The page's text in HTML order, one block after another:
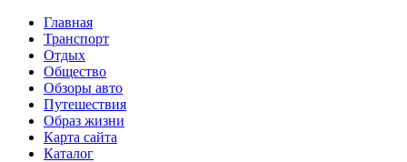
Главная
Транспорт
Отдых
Общество
Обзоры авто
Путешествия
Образ жизни
Карта сайта
Каталог